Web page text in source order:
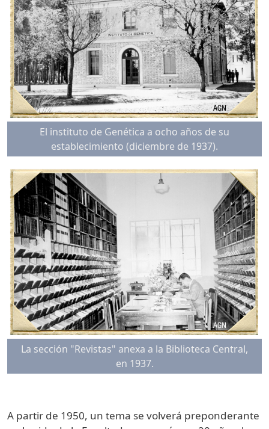
El instituto de Genética a ocho años de su
establecimiento (diciembre de 1937).
La sección "Revistas" anexa a la Biblioteca Central,
en 1937.
A partir de 1950, un tema se volverá preponderante